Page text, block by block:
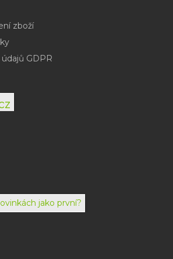
zboží
GDPR
jako první?